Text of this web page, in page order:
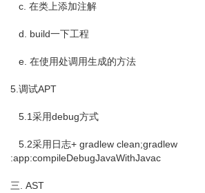
c. 在类上添加注解
d. build一下工程
e. 在使用处调用生成的方法
5.调试APT
5.1采用debug方式
5.2采用日志+ gradlew clean;gradlew
:app:compileDebugJavaWithJavac
三. AST